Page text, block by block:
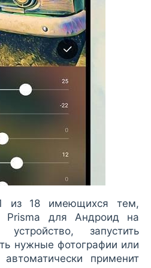
из 18 имеющихся тем,
Prisma для Андроид на
запустить
нужные фотографии или
применит